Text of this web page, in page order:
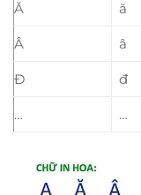
Ă ă
Â â
Đ đ
… …